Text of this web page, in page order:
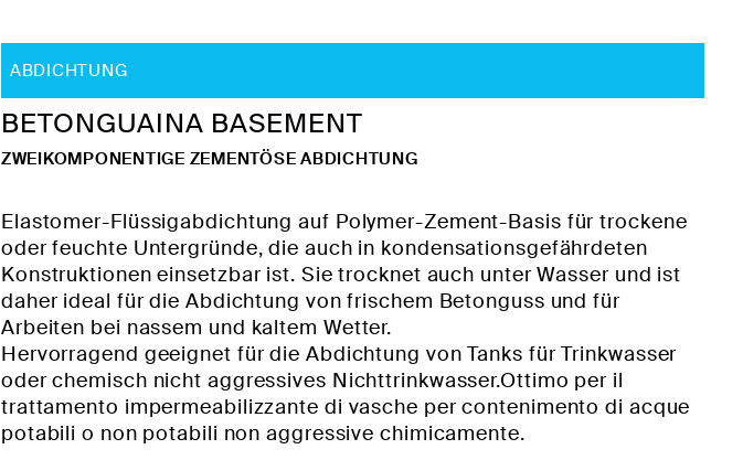
ABDICHTUNG
BETONGUAINA BASEMENT
ZWEIKOMPONENTIGE ZEMENTÖSE ABDICHTUNG
Elastomer-Flüssigabdichtung auf Polymer-Zement-Basis für trockene
oder feuchte Untergründe, die auch in kondensationsgefährdeten
Konstruktionen einsetzbar ist. Sie trocknet auch unter Wasser und ist
daher ideal für die Abdichtung von frischem Betonguss und für
Arbeiten bei nassem und kaltem Wetter.
Hervorragend geeignet für die Abdichtung von Tanks für Trinkwasser
oder chemisch nicht aggressives Nichttrinkwasser.Ottimo per il
trattamento impermeabilizzante di vasche per contenimento di acque
potabili o non potabili non aggressive chimicamente.